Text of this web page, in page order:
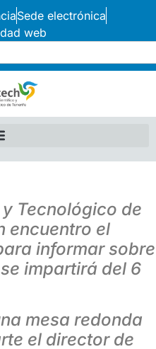
Sede electrónica
web
Tecnológico de
encuentro el
informar sobre
impartirá del 6
mesa redonda
el director de